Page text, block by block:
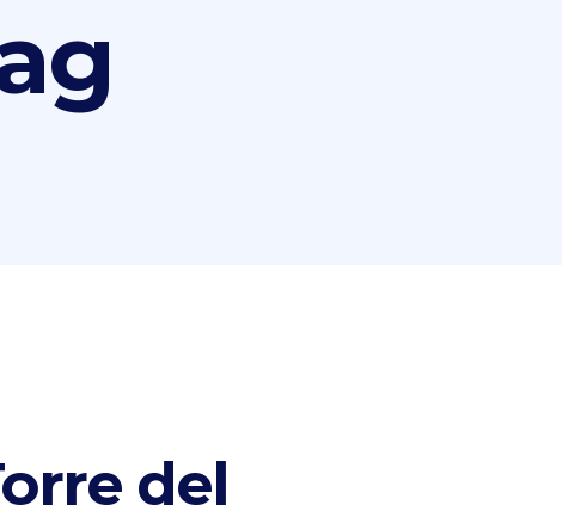
del